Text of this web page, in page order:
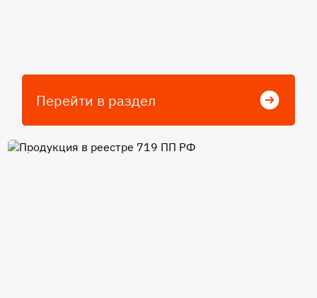
Перейти в раздел
Продукция в реестре 719 ПП